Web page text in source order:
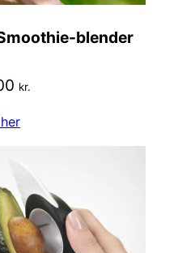
blender
kr.